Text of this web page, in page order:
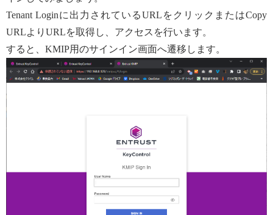
Tenant Loginに出力されているURLをクリックまたはCopy
URLよりURLを取得し、アクセスを行います。
すると、KMIP用のサインイン画面へ遷移します。